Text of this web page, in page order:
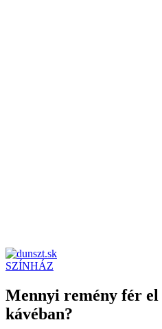
SZÍNHÁZ
Mennyi remény fér el
kávéban?